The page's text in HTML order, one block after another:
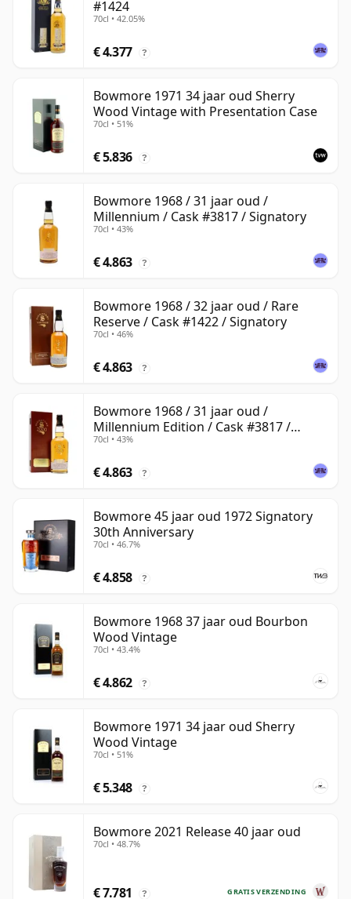
#1424
70cl • 42.05%
€ 4.377 ?
Bowmore 1971 34 jaar oud Sherry
Wood Vintage with Presentation Case
70cl • 51%
€ 5.836 ?
Bowmore 1968 / 31 jaar oud /
Millennium / Cask #3817 / Signatory
70cl • 43%
€ 4.863 ?
Bowmore 1968 / 32 jaar oud / Rare
Reserve / Cask #1422 / Signatory
70cl • 46%
€ 4.863 ?
Bowmore 1968 / 31 jaar oud /
Millennium Edition / Cask #3817 /
Signatory
70cl • 43%
€ 4.863 ?
Bowmore 45 jaar oud 1972 Signatory
30th Anniversary
70cl • 46.7%
€ 4.858 ?
Bowmore 1968 37 jaar oud Bourbon
Wood Vintage
70cl • 43.4%
€ 4.862 ?
Bowmore 1971 34 jaar oud Sherry
Wood Vintage
70cl • 51%
€ 5.348 ?
Bowmore 2021 Release 40 jaar oud
70cl • 48.7%
GRATIS VERZENDING
€ 7.781 ?